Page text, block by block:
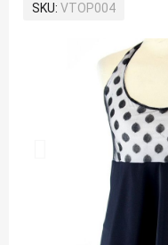
SKU VTOP004